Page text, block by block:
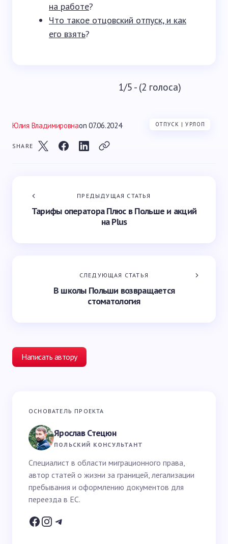
на работе?
Что такое отцовский отпуск, и как
его взять?
1/5 - (2 голоса)
Юлия Владимировнаon 07.06.2024 ОТПУСК | УРЛОП
SHARE
ПРЕДЫДУЩАЯ СТАТЬЯ
Тарифы оператора Плюс в Польше и акций
на Plus
СЛЕДУЮЩАЯ СТАТЬЯ
В школы Польши возвращается
стоматология
Написать автору
Ваш адрес email не будет опубликован.
Ваш вопрос *
Ваше имя *
Email *
ОСНОВАТЕЛЬ ПРОЕКТА
Ярослав Стецюн
ПОЛЬСКИЙ КОНСУЛЬТАНТ
Специалист в области миграционного права,
автор статей о жизни за границей, легализации
пребывания и оформлению документов для
переезда в ЕС.